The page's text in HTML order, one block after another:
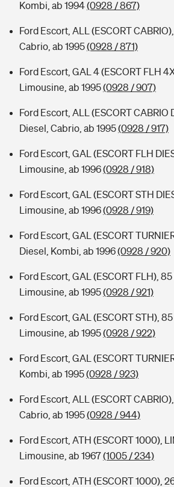
Kombi, ab 1994(0928 / 867)
Ford Escort, ALL (ESCORT
Cabrio, ab 1995(0928 / 871)
Ford Escort, GAL 4 (ESCORT FLH
Limousine, ab 1995(0928 / 907)
Ford Escort, ALL (ESCORT CABRIO
Diesel, Cabrio, ab 1995(0928 / 917)
Ford Escort, GAL (ESCORT FLH
Limousine, ab 1996(0928 / 918)
Ford Escort, GAL (ESCORT STH
Limousine, ab 1996(0928 / 919)
Ford Escort, GAL (ESCORT
Diesel, Kombi, ab 1996(0928 / 920)
Ford Escort, GAL (ESCORT FLH), 85
Limousine, ab 1995(0928 / 921)
Ford Escort, GAL (ESCORT STH), 85
Limousine, ab 1995(0928 / 922)
Ford Escort, GAL (ESCORT
Kombi, ab 1995(0928 / 923)
Ford Escort, ALL (ESCORT
Cabrio, ab 1995(0928 / 944)
Ford Escort, ATH (ESCORT 1000),
Limousine, ab 1967(1005 / 234)
Ford Escort, ATH (ESCORT 1000),